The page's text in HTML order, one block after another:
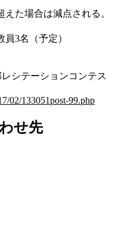
た場合は減点される。
3名（予定）
シテーションコンテス
02/133051post-99.php
せ先